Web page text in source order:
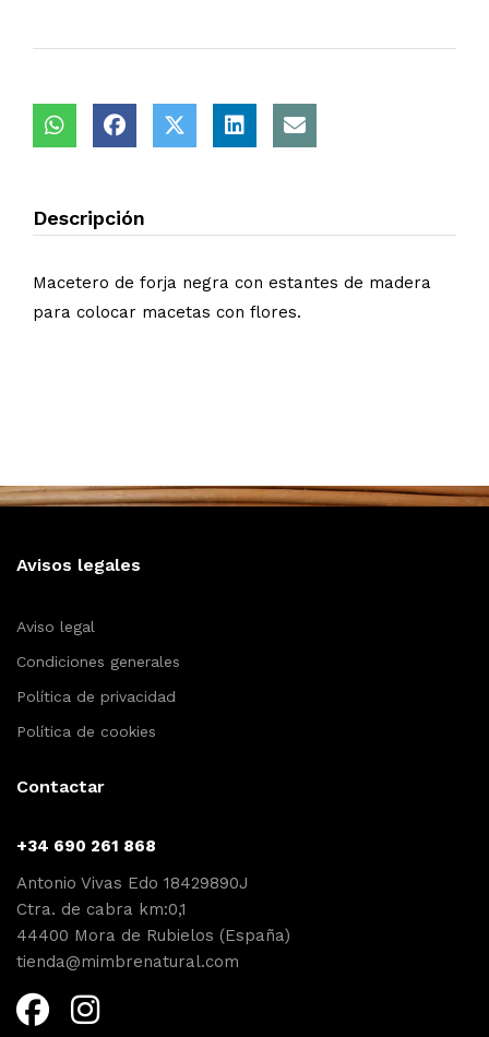
Descripción
Macetero de forja negra con estantes de madera
para colocar macetas con flores.
Avisos legales
Aviso legal
Condiciones generales
Política de privacidad
Política de cookies
Contactar
+34 690 261 868
Antonio Vivas Edo 18429890J
Ctra. de cabra km:0,1
44400 Mora de Rubielos (España)
tienda@mimbrenatural.com